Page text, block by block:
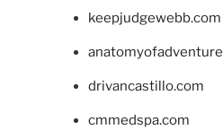
keepjudgewebb.com
drivancastillo.com
cmmedspa.com